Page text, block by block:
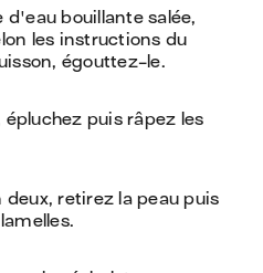
d'eau bouillante salée,
les instructions du
égouttez-le.
puis râpez les
retirez la peau puis